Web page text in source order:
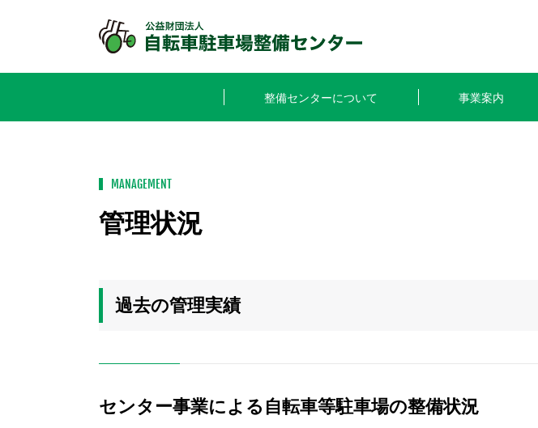
整備センターについて 事業案内
MANAGEMENT
管理状況
過去の管理実績
センター事業による自転車等駐車場の整備状況